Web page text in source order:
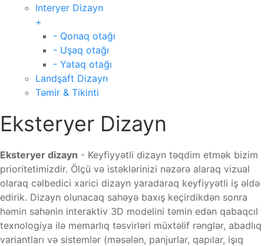
Interyer Dizayn
+
- Qonaq otağı
- Uşaq otağı
- Yataq otağı
Landşaft Dizayn
Təmir & Tikinti
Eksteryer Dizayn
Eksteryer dizayn - Keyfiyyətli dizayn təqdim etmək bizim
prioritetimizdir. Ölçü və istəklərinizi nəzərə alaraq vizual
olaraq cəlbedici xarici dizayn yaradaraq keyfiyyətli iş əldə
edirik. Dizayn olunacaq sahəyə baxış keçirdikdən sonra
həmin sahənin interaktiv 3D modelini təmin edən qabaqcıl
texnologiya ilə memarlıq təsvirləri müxtəlif rənglər, abadlıq
variantları və sistemlər (məsələn, panjurlar, qapılar, işıq